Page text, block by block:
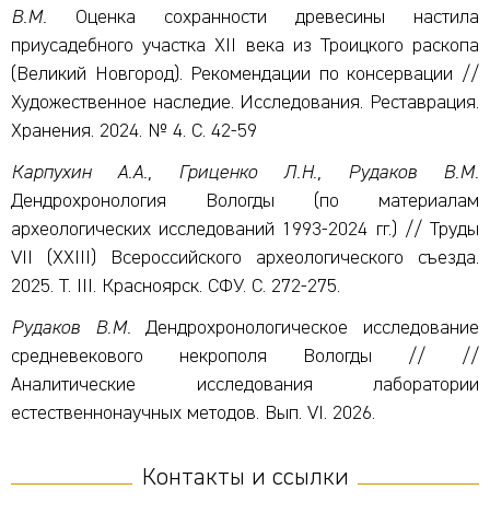
В.М. Оценка сохранности древесины настила
приусадебного участка XII века из Троицкого раскопа
(Великий Новгород). Рекомендации по консервации //
Художественное наследие. Исследования. Реставрация.
Хранения. 2024. № 4. С. 42-59
Карпухин А.А., Гриценко Л.Н., Рудаков В.М.
Дендрохронология Вологды (по материалам
археологических исследований 1993-2024 гг.) // Труды
VII (XXIII) Всероссийского археологического съезда.
2025. Т. III. Красноярск. СФУ. С. 272-275.
Рудаков В.М. Дендрохронологическое исследование
средневекового некрополя Вологды // //
Аналитические исследования лаборатории
естественнонаучных методов. Вып. VI. 2026.
Контакты и ссылки